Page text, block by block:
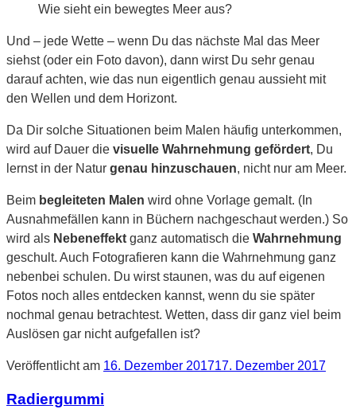
Wie sieht ein bewegtes Meer aus?
Und – jede Wette – wenn Du das nächste Mal das Meer
siehst (oder ein Foto davon), dann wirst Du sehr genau
darauf achten, wie das nun eigentlich genau aussieht mit
den Wellen und dem Horizont.
Da Dir solche Situationen beim Malen häufig unterkommen,
wird auf Dauer die visuelle Wahrnehmung gefördert, Du
lernst in der Natur genau hinzuschauen, nicht nur am Meer.
Beim begleiteten Malen wird ohne Vorlage gemalt. (In
Ausnahmefällen kann in Büchern nachgeschaut werden.) So
wird als Nebeneffekt ganz automatisch die Wahrnehmung
geschult. Auch Fotografieren kann die Wahrnehmung ganz
nebenbei schulen. Du wirst staunen, was du auf eigenen
Fotos noch alles entdecken kannst, wenn du sie später
nochmal genau betrachtest. Wetten, dass dir ganz viel beim
Auslösen gar nicht aufgefallen ist?
Veröffentlicht am 16. Dezember 201717. Dezember 2017
Radiergummi